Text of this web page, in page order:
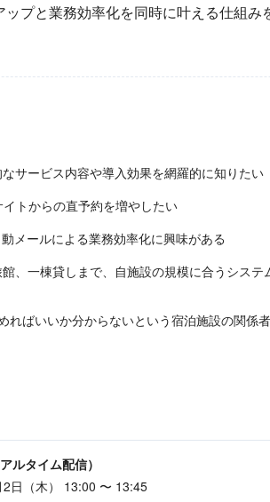
プと業務効率化を同時に叶える仕組み
サービス内容や導入効果を網羅的に知りたい
トからの直予約を増やしたい
メールによる業務効率化に興味がある
、一棟貸しまで、自施設の規模に合うシステ
ればいいか分からないという宿泊施設の関係
ルタイム配信）
日（木） 13:00 〜 13:45